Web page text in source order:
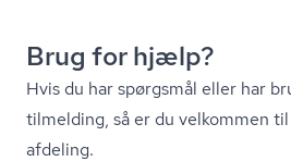
Brug for hjælp?
Hvis du har spørgsmål eller har
tilmelding, så er du velkommen
afdeling.